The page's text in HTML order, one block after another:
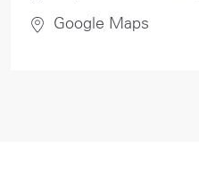
Google Maps